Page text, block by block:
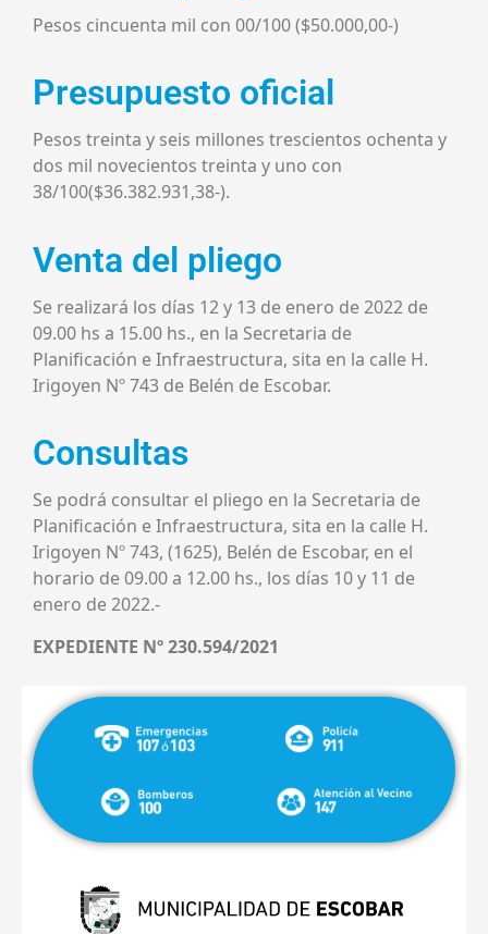
Pesos cincuenta mil con 00/100 ($50.000,00-)
Presupuesto oficial
Pesos treinta y seis millones trescientos ochenta y
dos mil novecientos treinta y uno con
38/100($36.382.931,38-).
Venta del pliego
Se realizará los días 12 y 13 de enero de 2022 de
09.00 hs a 15.00 hs., en la Secretaria de
Planificación e Infraestructura, sita en la calle H.
Irigoyen Nº 743 de Belén de Escobar.
Consultas
Se podrá consultar el pliego en la Secretaria de
Planificación e Infraestructura, sita en la calle H.
Irigoyen Nº 743, (1625), Belén de Escobar, en el
horario de 09.00 a 12.00 hs., los días 10 y 11 de
enero de 2022.-
EXPEDIENTE Nº 230.594/2021